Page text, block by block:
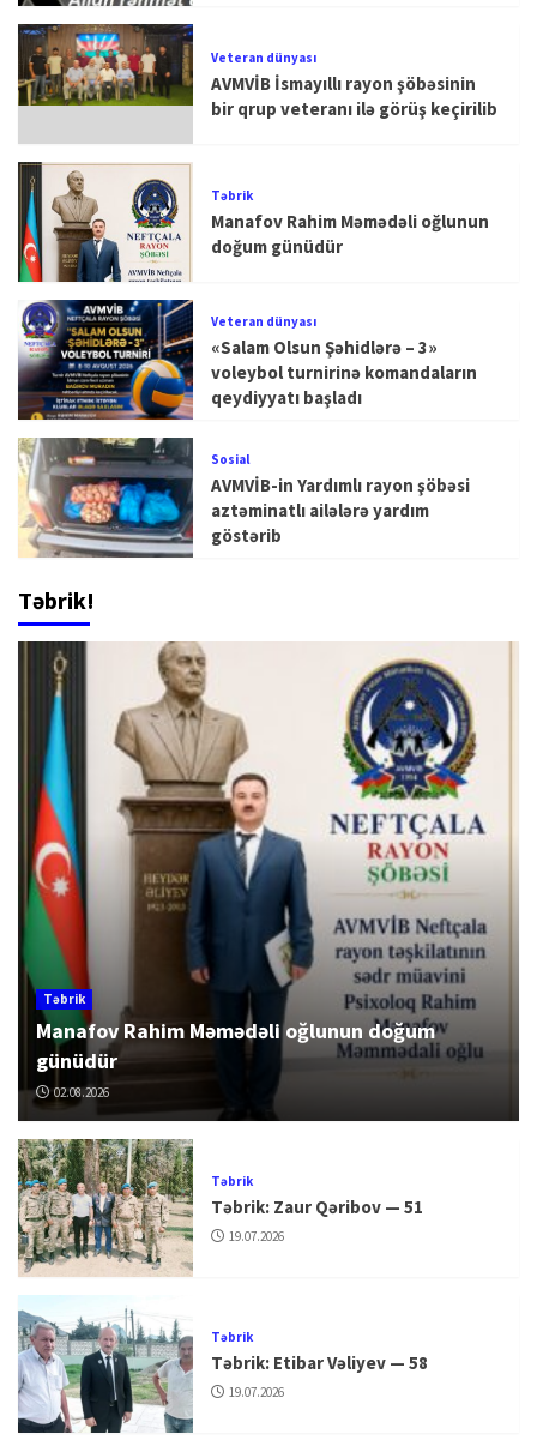
Veteran dünyası
AVMVİB İsmayıllı rayon şöbəsinin
bir qrup veteranı ilə görüş keçirilib
Təbrik
Manafov Rahim Məmədəli oğlunun
doğum günüdür
Veteran dünyası
«Salam Olsun Şəhidlərə – 3»
voleybol turnirinə komandaların
qeydiyyatı başladı
Sosial
AVMVİB-in Yardımlı rayon şöbəsi
aztəminatlı ailələrə yardım
göstərib
Təbrik!
Təbrik
Manafov Rahim Məmədəli oğlunun doğum
günüdür
02.08.2026
Təbrik
Təbrik: Zaur Qəribov — 51
19.07.2026
Təbrik
Təbrik: Etibar Vəliyev — 58
19.07.2026